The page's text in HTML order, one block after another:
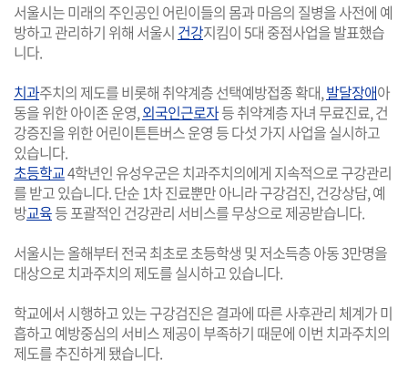
서울시는 미래의 주인공인 어린이들의 몸과 마음의 질병을 사전에 예
방하고 관리하기 위해 서울시 건강지킴이 5대 중점사업을 발표했습
니다.
치과주치의 제도를 비롯해 취약계층 선택예방접종 확대,발달장애아
동을 위한 아이존 운영,외국인근로자등 취약계층 자녀 무료진료, 건
강증진을 위한 어린이튼튼버스 운영 등 다섯 가지 사업을 실시하고
있습니다.
초등학교4학년인 유성우군은 치과주치의에게 지속적으로 구강관리
를 받고 있습니다. 단순 1차 진료뿐만 아니라 구강검진, 건강상담, 예
방교육등 포괄적인 건강관리 서비스를 무상으로 제공받습니다.
서울시는 올해부터 전국 최초로 초등학생 및 저소득층 아동 3만명을
대상으로 치과주치의 제도를 실시하고 있습니다.
학교에서 시행하고 있는 구강검진은 결과에 따른 사후관리 체계가 미
흡하고 예방중심의 서비스 제공이 부족하기 때문에 이번 치과주치의
제도를 추진하게 됐습니다.